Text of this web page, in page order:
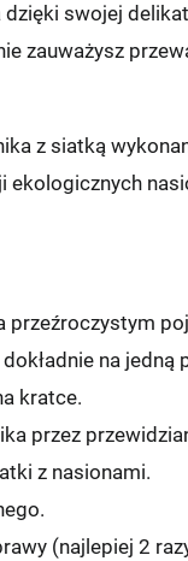
dzięki swojej
zauważysz
z siatką
przeźroczystym
na jedną
kratce.
przez
z nasionami.
(najlepiej 2